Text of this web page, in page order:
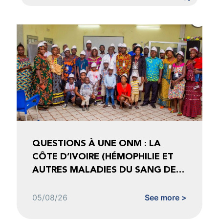
QUESTIONS À UNE ONM : LA
CÔTE D’IVOIRE (HÉMOPHILIE ET
AUTRES MALADIES DU SANG DE
05/08/26 See more >